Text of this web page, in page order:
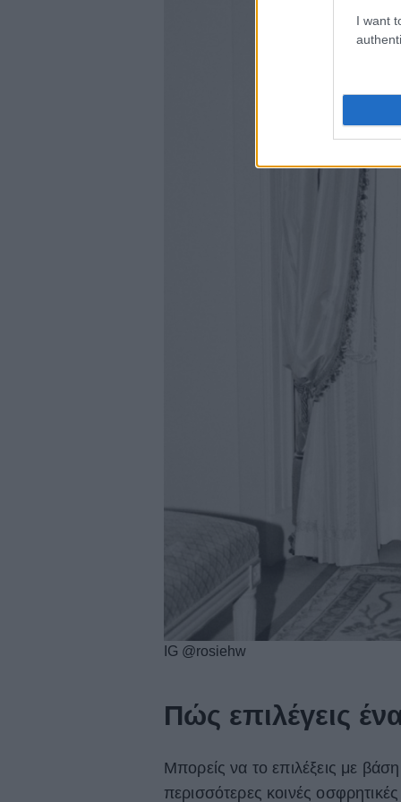
I want
IG @rosiehw
Πώς επιλέγεις
Μπορείς να το επιλέξεις με
περισσότερες κοινές